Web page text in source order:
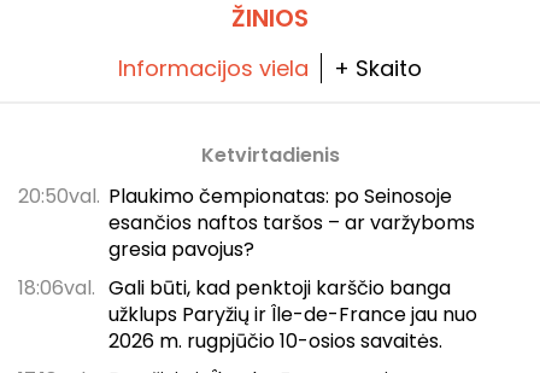
ŽINIOS
Informacijos viela + Skaito
Ketvirtadienis
20:50val. Plaukimo čempionatas: po Seinosoje
esančios naftos taršos – ar varžyboms
gresia pavojus?
18:06val. Gali būti, kad penktoji karščio banga
užklups Paryžių ir Île-de-France jau nuo
2026 m. rugpjūčio 10-osios savaitės.